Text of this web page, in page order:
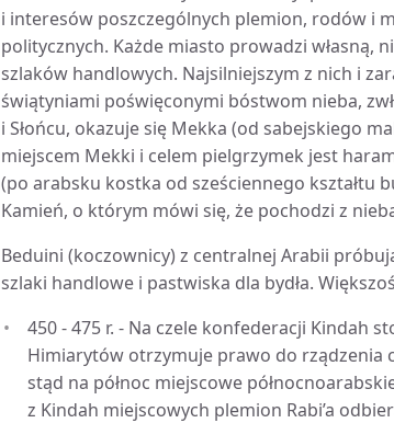
i interesów poszczególnych plemion, rodów i
politycznych. Każde miasto prowadzi własną,
szlaków handlowych. Najsilniejszym z nich i
świątyniami poświęconymi bóstwom nieba,
i Słońcu, okazuje się Mekka (od sabejskiego
miejscem Mekki i celem pielgrzymek jest
(po arabsku kostka od sześciennego kształtu
Kamień, o którym mówi się, że pochodzi z
Beduini (koczownicy) z centralnej Arabii
szlaki handlowe i pastwiska dla bydła.
450 - 475 r. - Na czele konfederacji Kindah
Himiarytów otrzymuje prawo do rządzenia
stąd na północ miejscowe
z Kindah miejscowych plemion Rabi’a